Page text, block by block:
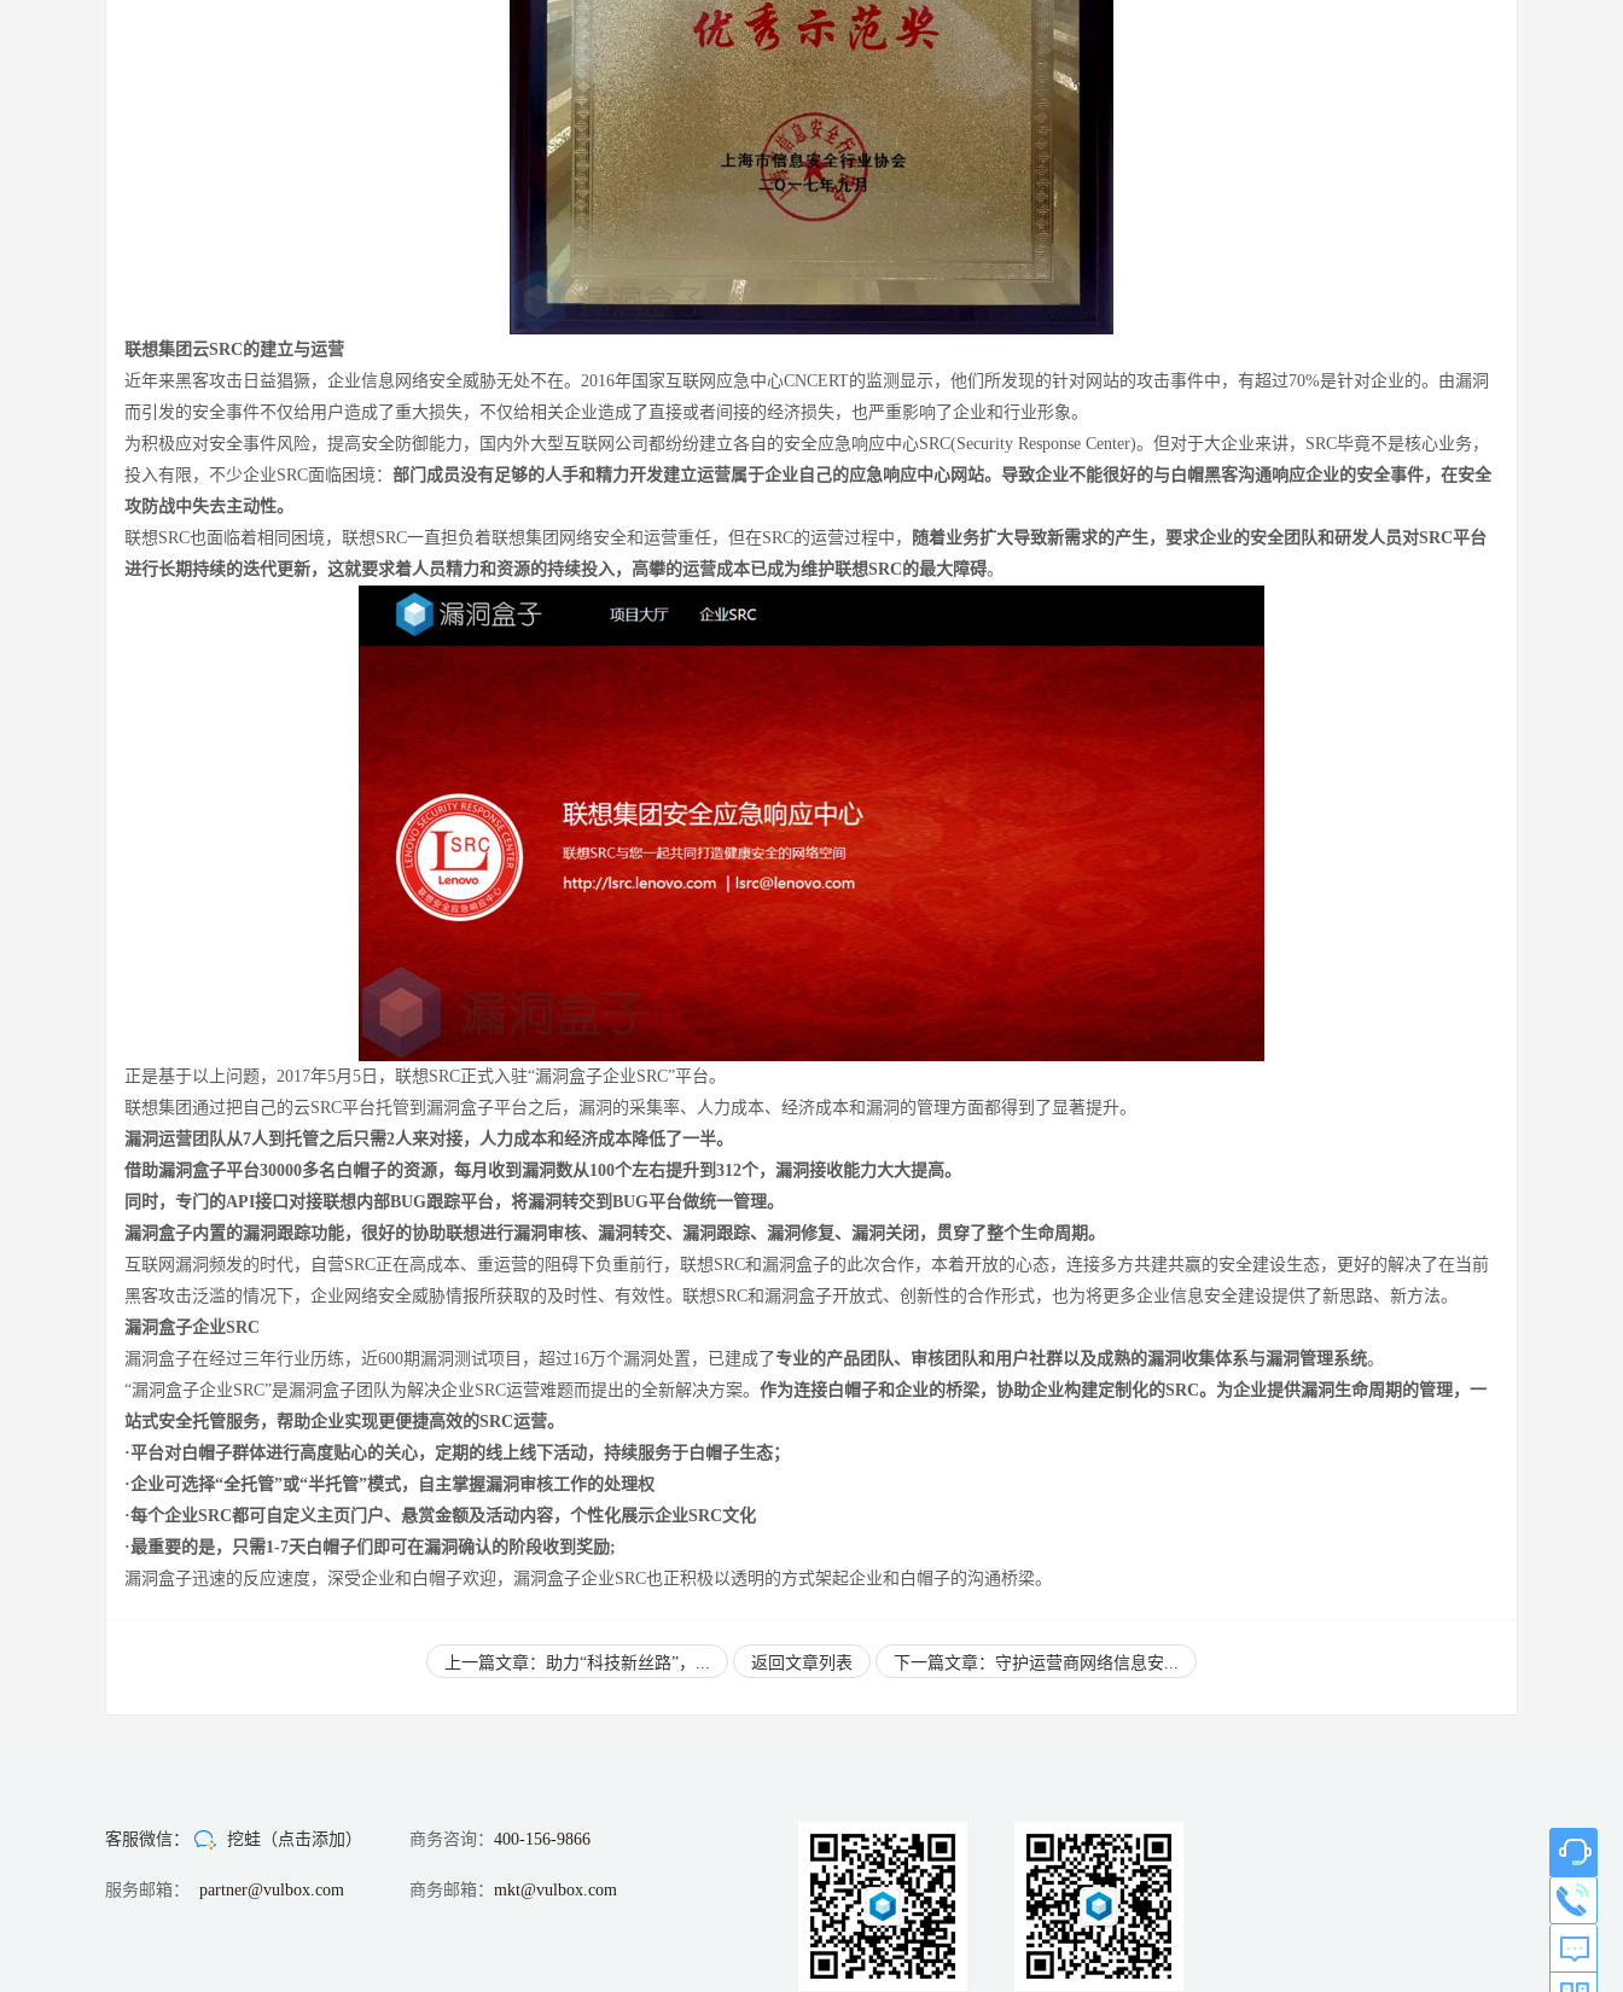
联想集团云SRC的建立与运营
近年来黑客攻击日益猖獗，企业信息网络安全威胁无处不在。2016年国家互联网应急中心CNCERT的监测显示，他们所发现的针对网站的攻击事件中，有超过70%是针对企业的。由漏洞
而引发的安全事件不仅给用户造成了重大损失，不仅给相关企业造成了直接或者间接的经济损失，也严重影响了企业和行业形象。
为积极应对安全事件风险，提高安全防御能力，国内外大型互联网公司都纷纷建立各自的安全应急响应中心SRC(Security Response Center)。但对于大企业来讲，SRC毕竟不是核心业务，
投入有限，不少企业SRC面临困境： 部门成员没有足够的人手和精力开发建立运营属于企业自己的应急响应中心网站。导致企业不能很好的与白帽黑客沟通响应企业的安全事件，在安全
攻防战中失去主动性。
联想SRC也面临着相同困境，联想SRC一直担负着联想集团网络安全和运营重任，但在SRC的运营过程中，
随着业务扩大导致新需求的产生，要求企业的安全团队和研发人员对SRC平台
进行长期持续的迭代更新，这就要求着人员精力和资源的持续投入，高攀的运营成本已成为维护联想SRC的最大障碍。
正是基于以上问题，2017年5月5日，联想SRC正式入驻“漏洞盒子企业SRC”平台。
联想集团通过把自己的云SRC平台托管到漏洞盒子平台之后，漏洞的采集率、人力成本、经济成本和漏洞的管理方面都得到了显著提升。
漏洞运营团队从7人到托管之后只需2人来对接，人力成本和经济成本降低了一半。
借助漏洞盒子平台30000多名白帽子的资源，每月收到漏洞数从100个左右提升到312个，漏洞接收能力大大提高。
同时，专门的API接口对接联想内部BUG跟踪平台，将漏洞转交到BUG平台做统一管理。
漏洞盒子内置的漏洞跟踪功能，很好的协助联想进行漏洞审核、漏洞转交、漏洞跟踪、漏洞修复、漏洞关闭，贯穿了整个生命周期。
互联网漏洞频发的时代，自营SRC正在高成本、重运营的阻碍下负重前行，联想SRC和漏洞盒子的此次合作，本着开放的心态，连接多方共建共赢的安全建设生态，更好的解决了在当前
黑客攻击泛滥的情况下，企业网络安全威胁情报所获取的及时性、有效性。联想SRC和漏洞盒子开放式、创新性的合作形式，也为将更多企业信息安全建设提供了新思路、新方法。
漏洞盒子企业SRC
漏洞盒子在经过三年行业历练，近600期漏洞测试项目，超过16万个漏洞处置，已建成了专业的产品团队、审核团队和用户社群以及成熟的漏洞收集体系与漏洞管理系统。
“漏洞盒子企业SRC”是漏洞盒子团队为解决企业SRC运营难题而提出的全新解决方案。 作为连接白帽子和企业的桥梁，协助企业构建定制化的SRC。为企业提供漏洞生命周期的管理，一
站式安全托管服务，帮助企业实现更便捷高效的SRC运营。
·平台对白帽子群体进行高度贴心的关心，定期的线上线下活动，持续服务于白帽子生态；
·企业可选择“全托管”或“半托管”模式，自主掌握漏洞审核工作的处理权
·每个企业SRC都可自定义主页门户、悬赏金额及活动内容，个性化展示企业SRC文化
·最重要的是，只需1-7天白帽子们即可在漏洞确认的阶段收到奖励;
漏洞盒子迅速的反应速度，深受企业和白帽子欢迎，漏洞盒子企业SRC也正积极以透明的方式架起企业和白帽子的沟通桥梁。
上一篇文章：助力“科技新丝路”，... 返回文章列表 下一篇文章：守护运营商网络信息安...
客服微信： 挖蛙（点击添加）
服务邮箱： partner@vulbox.com
商务咨询： 400-156-9866
商务邮箱： mkt@vulbox.com